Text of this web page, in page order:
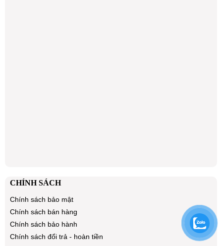
CHÍNH SÁCH
Chính sách bảo mật
Chính sách bán hàng
Chính sách bảo hành
Chính sách đổi trả - hoàn tiền